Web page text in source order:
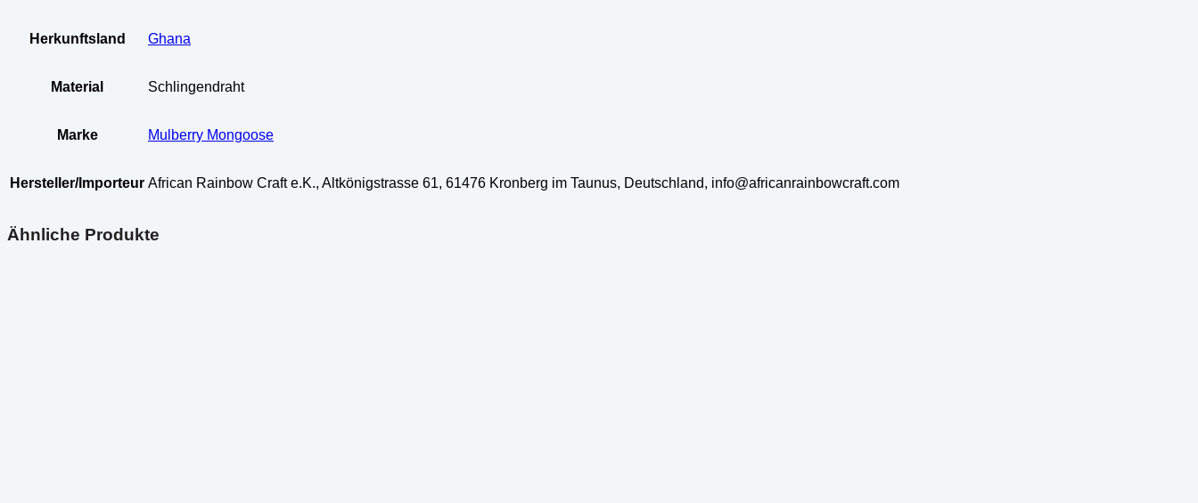
Herkunftsland Ghana
Material Schlingendraht
Marke Mulberry Mongoose
Hersteller/Importeur African Rainbow Craft e.K., Altkönigstrasse 61, 61476 Kronberg im Taunus, Deutschland, info@africanrainbowcraft.com
Ähnliche Produkte